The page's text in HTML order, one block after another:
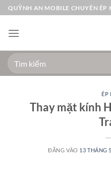
Bỏ
qua
nội
QUỲNH AN MOBILE CHUYÊN ÉP
Tìm
kiếm:
ÉP
Thay mặt kính
ĐĂNG VÀO 13 THÁNG